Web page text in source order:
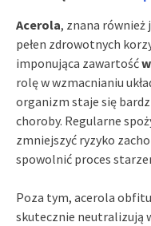
Acerola, znana również
pełen zdrowotnych
imponująca zawartość
rolę w wzmacnianiu
organizm staje się
choroby. Regularne
zmniejszyć ryzyko
spowolnić proces
Poza tym, acerola
skutecznie neutralizują